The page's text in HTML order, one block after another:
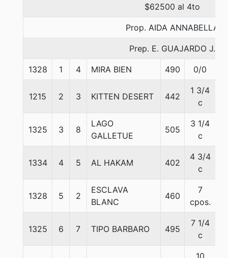
$62500 al 4to
Prop. AIDA ANNABELLA
Prep. E. GUAJARDO J.
1328 1 4 MIRA BIEN 490 0/0
1215 2 3 KITTEN DESERT 442
1 3/4
c
1325 3 8
LAGO
GALLETUE
505
3 1/4
c
1334 4 5 AL HAKAM 402
4 3/4
c
1328 5 2
ESCLAVA
BLANC
460
7
cpos.
1325 6 7 TIPO BARBARO 495
7 1/4
c
10